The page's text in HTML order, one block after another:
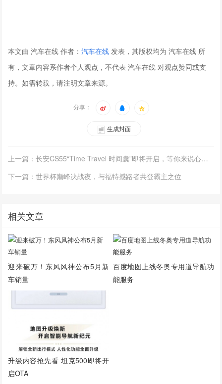
本文由 汽车在线 作者：汽车在线 发表，其版权均为 汽车在线 所
有，文章内容系作者个人观点，不代表 汽车在线 对观点赞同或支
持。如需转载，请注明文章来源。
分享：
生成封面
上一篇：长安CS55“Time Travel 时间囊”即将开启，等你来说心里话
下一篇：世界杯巅峰决战夜，与福特撼路者共登霸主之位
相关文章
迎来破万！东风风神公布5月新
车销量
百度地图上线冬奥专用道导航功
能服务
升级内容抢先看 坦克500即将开
启OTA